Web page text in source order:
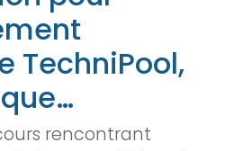
TechniPool,
rencontrant